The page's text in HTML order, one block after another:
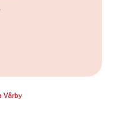
- Yrkessvenska
Vårby